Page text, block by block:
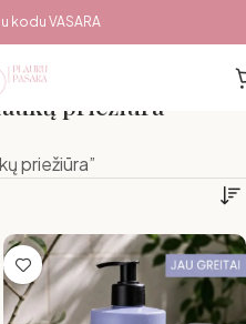
kodu VASARA
priežiūra”
priežiūra”